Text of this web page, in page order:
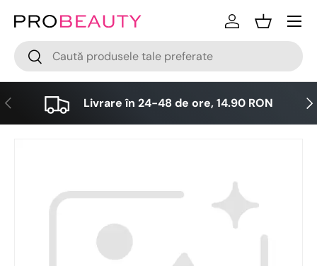
Sari la conținut
Cǎutare
Cǎutare
LogareCos
Meniu
Anterior Livrare în 24-48 de ore, 14.90 RON